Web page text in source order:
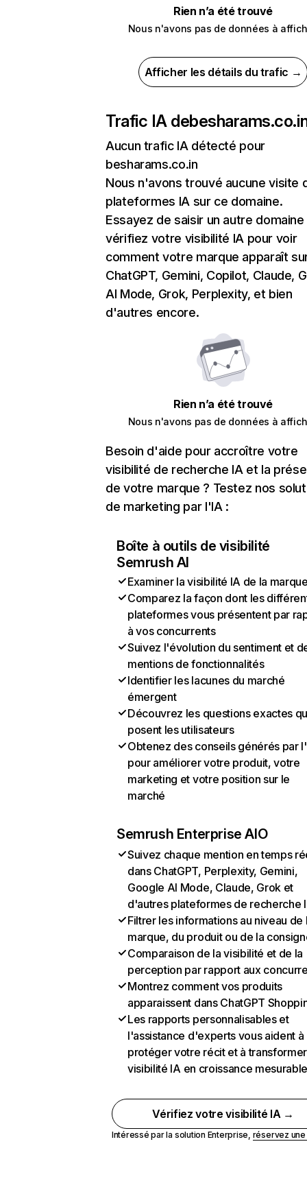
Rien n’a été trouvé
Nous n'avons pas de données à
Afficher les détails du trafic →
Trafic IA de
Aucun trafic IA détecté pour
besharams.co.in
Nous n'avons trouvé aucune visite
plateformes IA sur ce domaine.
Essayez de saisir un autre domaine
vérifiez votre visibilité IA pour voir
comment votre marque apparaît
ChatGPT, Gemini, Copilot, Claude,
AI Mode, Grok, Perplexity, et bien
d'autres encore.
Rien n’a été trouvé
Nous n'avons pas de données à
Besoin d'aide pour accroître votre
visibilité de recherche IA et la
de votre marque ? Testez nos
de marketing par l'IA :
Boîte à outils de visibilité
Semrush AI
Examiner la visibilité IA de la
Comparez la façon dont les
plateformes vous présentent par
à vos concurrents
Suivez l'évolution du sentiment et
mentions de fonctionnalités
Identifier les lacunes du marché
émergent
Découvrez les questions exactes
posent les utilisateurs
Obtenez des conseils générés par
pour améliorer votre produit, votre
marketing et votre position sur le
marché
Semrush Enterprise AIO
Suivez chaque mention en temps
dans ChatGPT, Perplexity, Gemini,
Google AI Mode, Claude, Grok et
d'autres plateformes de recherche
Filtrer les informations au niveau de
marque, du produit ou de la
Comparaison de la visibilité et de la
perception par rapport aux
Montrez comment vos produits
apparaissent dans ChatGPT
Les rapports personnalisables et
l'assistance d'experts vous aident à
protéger votre récit et à
visibilité IA en croissance
Vérifiez votre visibilité IA →
Intéressé par la solution Enterprise, réservez